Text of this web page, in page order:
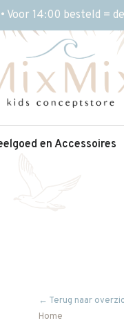
Voor 14:00 besteld =
en Accessoires
← Terug naar
Home